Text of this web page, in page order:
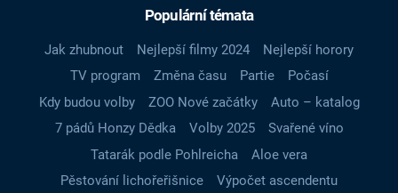
Populární témata
Jak zhubnout Nejlepší filmy 2024
Nejlepší horory
TV program
Změna času Partie
Počasí
Kdy budou volby
ZOO Nové začátky
Auto – katalog
7 pádů Honzy Dědka
Volby 2025
Svařené víno
Tatarák podle Pohlreicha
Aloe vera
Pěstování lichořeřišnice
Výpočet ascendentu